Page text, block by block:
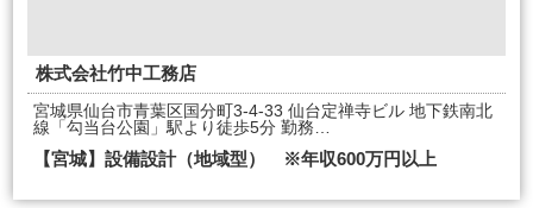
株式会社竹中工務店
宮城県仙台市青葉区国分町3-4-33 仙台定禅寺ビル 地下鉄南北
線「勾当台公園」駅より徒歩5分 勤務…
【宮城】設備設計（地域型） ※年収600万円以上